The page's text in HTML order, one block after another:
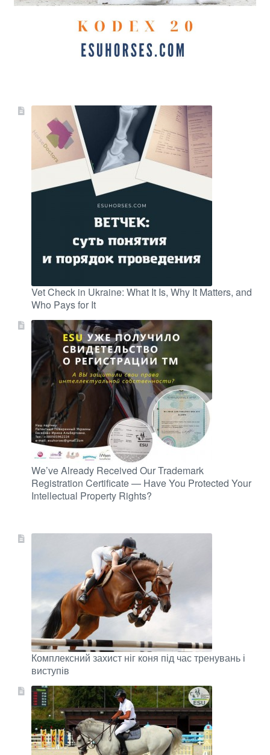
Vet Check in Ukraine: What It Is, Why It Matters, and
Who Pays for It
We’ve Already Received Our Trademark
Registration Certificate — Have You Protected Your
Intellectual Property Rights?
Комплексний захист ніг коня під час тренувань і
виступів